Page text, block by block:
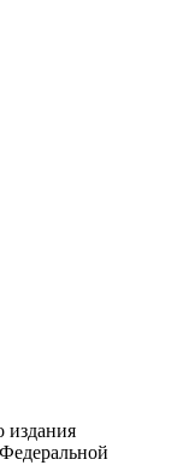
издания